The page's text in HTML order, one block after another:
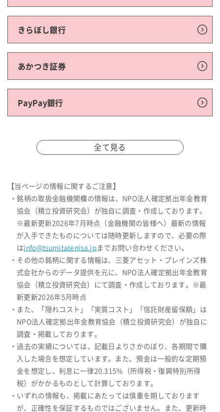
きらぼし銀行
あかつき証券
PayPay銀行
全て見る
【当ページの情報に関するご注意】
・銘柄の取扱金融機関欄の情報は、NPO法人確定拠出年金教育
協会（積立投資研究会）が独自に調査・作成しております。
※最新更新2026年7月時点（金融機関の皆様へ）最新の情報
が入手できたものについては随時更新しますので、必要の際
はinfo@tsumitatenisa.jp までお問い合わせください。
・その他の銘柄に関する情報は、三菱アセット・ブレインズ株
式会社からのデータ提供を元に、NPO法人確定拠出年金教育
協会（積立投資研究会）にて調査・作成しております。※最
新更新2026年5月時点
・また、「隠れコスト」「実質コスト」「信託財産留保額」は
NPO法人確定拠出年金教育協会（積立投資研究会）が独自に
調査・掲載しております。
・過去の実績については、記載日よりさかのぼり、各期間で購
入した場合を想定しています。また、預金は一般的な定期預
金を想定し、利息に一律20.315%（所得税・復興特別所得
税）がかかるものとして計算しております。
・いずれの情報も、掲載にあたっては慎重を期しております
が、正確性を保証するものではございません。また、更新時